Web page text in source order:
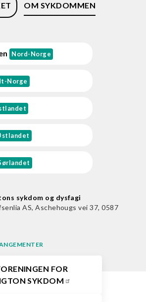
OM SYKDOMMEN
Nord-Norge
Norge
sykdom og dysfagi
AS, Aschehougs vei 37, 0587
FOR
SYKDOM